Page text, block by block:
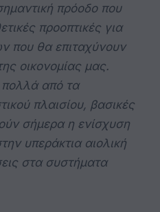
πρόοδο που
προοπτικές για
που θα επιταχύνουν
οικονομίας μας.
πολλά από τα
πλαισίου, βασικές
σήμερα η ενίσχυση
υπεράκτια αιολική
στα συστήματα